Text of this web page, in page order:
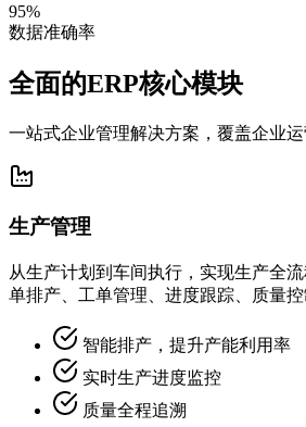
95%
数据准确率
全面的ERP核心模块
一站式企业管理解决方案，覆盖企业
生产管理
从生产计划到车间执行，实现生产全
单排产、工单管理、进度跟踪、质量控
智能排产，提升产能利用率
实时生产进度监控
质量全程追溯